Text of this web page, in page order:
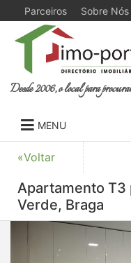
Parceiros Sobre Nós
Desde 2006, o local para
MENU
«Voltar
Apartamento T3
Verde, Braga